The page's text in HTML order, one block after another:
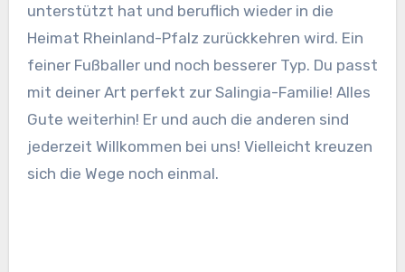
unterstützt hat und beruflich wieder in die
Heimat Rheinland-Pfalz zurückkehren wird. Ein
feiner Fußballer und noch besserer Typ. Du passt
mit deiner Art perfekt zur Salingia-Familie! Alles
Gute weiterhin! Er und auch die anderen sind
jederzeit Willkommen bei uns! Vielleicht kreuzen
sich die Wege noch einmal.